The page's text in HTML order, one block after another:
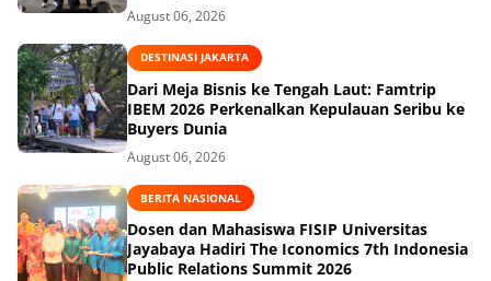
August 06, 2026
DESTINASI JAKARTA
Dari Meja Bisnis ke Tengah Laut: Famtrip
IBEM 2026 Perkenalkan Kepulauan Seribu ke
Buyers Dunia
August 06, 2026
BERITA NASIONAL
Dosen dan Mahasiswa FISIP Universitas
Jayabaya Hadiri The Iconomics 7th Indonesia
Public Relations Summit 2026